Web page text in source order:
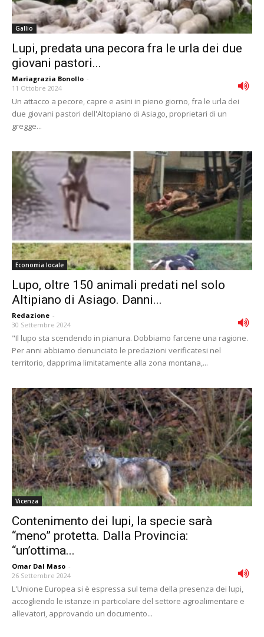
Gallio
Lupi, predata una pecora fra le urla dei due
giovani pastori...
Mariagrazia Bonollo -
11 Ottobre 2024
Un attacco a pecore, capre e asini in pieno giorno, fra le urla dei
due giovani pastori dell'Altopiano di Asiago, proprietari di un
gregge...
Economia locale
Lupo, oltre 150 animali predati nel solo
Altipiano di Asiago. Danni...
Redazione -
30 Settembre 2024
"Il lupo sta scendendo in pianura. Dobbiamo farcene una ragione.
Per anni abbiamo denunciato le predazioni verificatesi nel
territorio, dapprima limitatamente alla zona montana,...
Vicenza
Contenimento dei lupi, la specie sarà
“meno” protetta. Dalla Provincia:
“un’ottima...
Omar Dal Maso -
26 Settembre 2024
L'Unione Europea si è espressa sul tema della presenza dei lupi,
accogliendo le istanze in particolare del settore agroalimentare e
allevatori, approvando un documento...